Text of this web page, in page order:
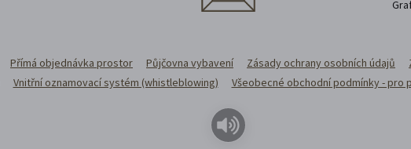
Přímá objednávka prostor Půjčovna vybavení Zásady ochrany osobních údajů
Vnitřní oznamovací systém (whistleblowing) Všeobecné obchodní podmínky - pro